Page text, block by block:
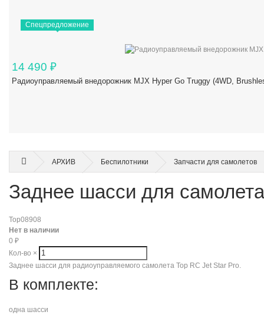
Спецпредложение
14 490 ₽
Радиоуправляемый внедорожник MJX Hyper Go Truggy (4WD,
АРХИВ Беспилотники Запчасти для самолетов
Заднее шасси для
Top08908
Нет в наличии
0 ₽
Кол-во ×
Заднее шасси для радиоуправляемого самолета Top RC Jet Star Pro.
В комплекте:
одна шасси